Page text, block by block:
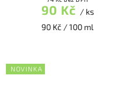
90 Kč / ks
90 Kč / 100 ml
NOVINKA